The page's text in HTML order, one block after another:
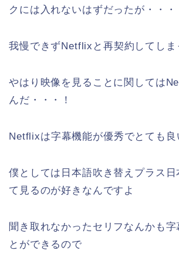
クには入れないはずだったが・・・
我慢できずNetflixと再契約してしま
やはり映像を見ることに関しては
んだ・・・！
Netflixは字幕機能が優秀でとても良
僕としては日本語吹き替えプラス日
て見るのが好きなんですよ
聞き取れなかったセリフなんかも字
とができるので